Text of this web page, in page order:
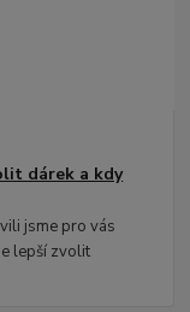
dárek a kdy
jsme pro vás
lepší zvolit